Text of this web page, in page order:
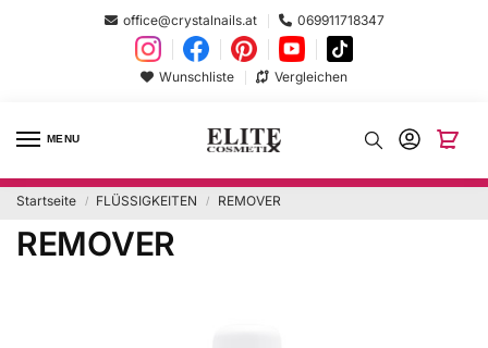
office@crystalnails.at 069911718347
Wunschliste Vergleichen
MENU
Startseite / FLÜSSIGKEITEN / REMOVER
REMOVER